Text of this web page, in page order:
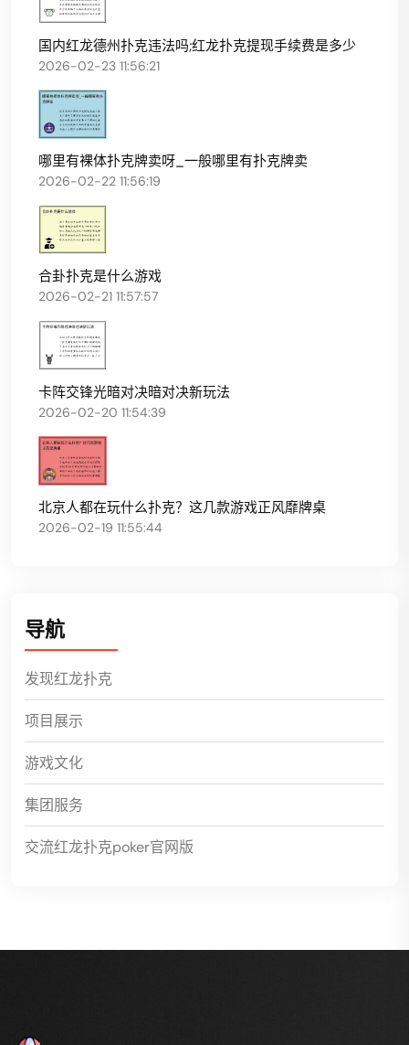
国内红龙德州扑克违法吗;红龙扑克提现手续费是多少
2026-02-23 11:56:21
哪里有裸体扑克牌卖呀_一般哪里有扑克牌卖
2026-02-22 11:56:19
合卦扑克是什么游戏
2026-02-21 11:57:57
卡阵交锋光暗对决暗对决新玩法
2026-02-20 11:54:39
北京人都在玩什么扑克？这几款游戏正风靡牌桌
2026-02-19 11:55:44
导航
发现红龙扑克
项目展示
游戏文化
集团服务
交流红龙扑克poker官网版